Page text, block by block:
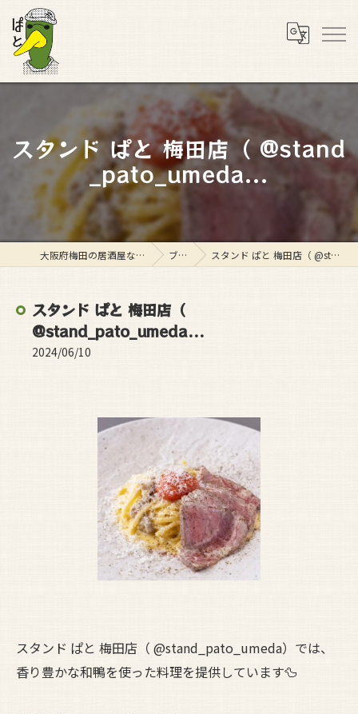
スタンド ぱと 梅田店（ @stand
_pato_umeda...
大阪府梅田の居酒屋ならスタンド ぱと ブログ スタンド ぱと 梅田店（ @stand_pato_umeda...
スタンド ぱと 梅田店（
@stand_pato_umeda...
2024/06/10
スタンド ぱと 梅田店（ @stand_pato_umeda）では、
香り豊かな和鴨を使った料理を提供しています🦆